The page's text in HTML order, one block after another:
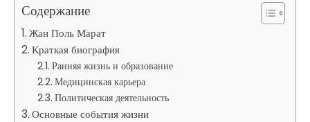
Содержание
Жан Поль Марат
Краткая биография
Ранняя жизнь и образование
Медицинская карьера
Политическая деятельность
Основные события жизни